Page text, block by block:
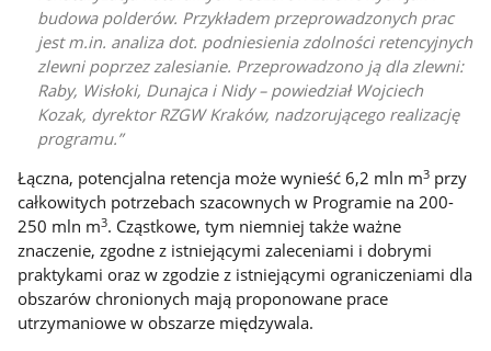
budowa polderów. Przykładem przeprowadzonych prac
jest m.in. analiza dot. podniesienia zdolności retencyjnych
zlewni poprzez zalesianie. Przeprowadzono ją dla zlewni:
Raby, Wisłoki, Dunajca i Nidy – powiedział Wojciech
Kozak, dyrektor RZGW Kraków, nadzorującego realizację
programu.
Łączna, potencjalna retencja może wynieść 6,2 mln m3 przy
całkowitych potrzebach szacownych w Programie na 200-
250 mln m3. Cząstkowe, tym niemniej także ważne
znaczenie, zgodne z istniejącymi zaleceniami i dobrymi
praktykami oraz w zgodzie z istniejącymi ograniczeniami dla
obszarów chronionych mają proponowane prace
utrzymaniowe w obszarze międzywala.